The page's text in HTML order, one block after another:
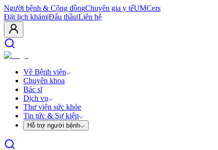
Người bệnh & Cộng đồngChuyên gia y tếUMCers
Đặt lịch khám|Đấu thầu|Liên hệ
Về Bệnh viện
Chuyên khoa
Bác sĩ
Dịch vụ
Thư viện sức khỏe
Tin tức & Sự kiện
Hỗ trợ người bệnh